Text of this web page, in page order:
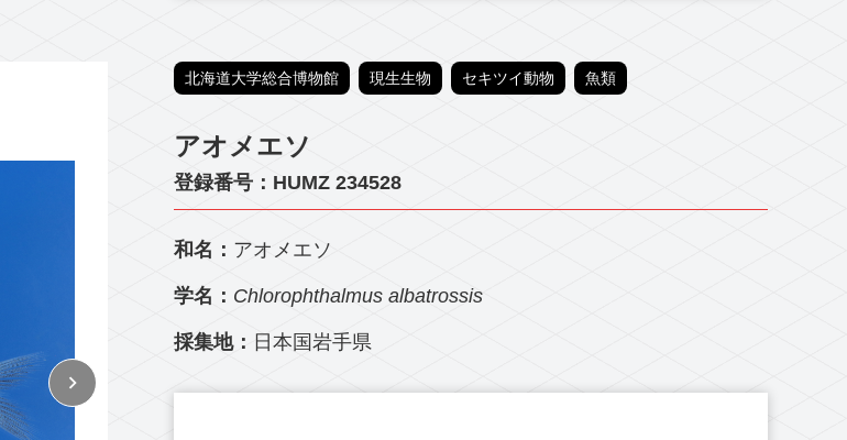
北海道大学総合博物館 現生生物 セキツイ動物 魚類
アオメエソ
登録番号：HUMZ 234528
和名： アオメエソ
学名： Chlorophthalmus albatrossis
採集地： 日本国岩手県